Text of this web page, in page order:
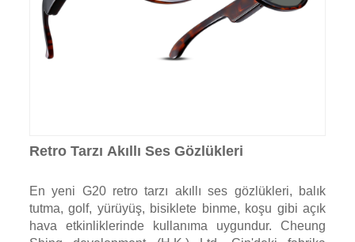
Retro Tarzı Akıllı Ses Gözlükleri
En yeni G20 retro tarzı akıllı ses gözlükleri, balık
tutma, golf, yürüyüş, bisiklete binme, koşu gibi açık
hava etkinliklerinde kullanıma uygundur. Cheung